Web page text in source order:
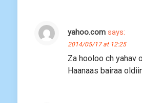
yahoo.com says:
2014/05/17 at 12:25
Za hooloo ch yahav
Haanaas bairaa